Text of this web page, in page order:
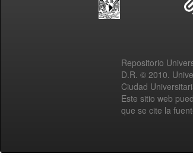
Repositorio
D.R. © 2010.
Ciudad
Este sitio web
que se cite la